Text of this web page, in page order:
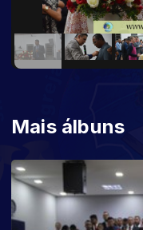
Mais álbuns